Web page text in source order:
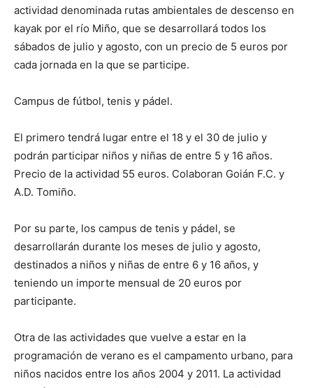
actividad denominada rutas ambientales de descenso en
kayak por el río Miño, que se desarrollará todos los
sábados de julio y agosto, con un precio de 5 euros por
cada jornada en la que se participe.
Campus de fútbol, tenis y pádel.
El primero tendrá lugar entre el 18 y el 30 de julio y
podrán participar niños y niñas de entre 5 y 16 años.
Precio de la actividad 55 euros. Colaboran Goián F.C. y
A.D. Tomiño.
Por su parte, los campus de tenis y pádel, se
desarrollarán durante los meses de julio y agosto,
destinados a niños y niñas de entre 6 y 16 años, y
teniendo un importe mensual de 20 euros por
participante.
Otra de las actividades que vuelve a estar en la
programación de verano es el campamento urbano, para
niños nacidos entre los años 2004 y 2011. La actividad